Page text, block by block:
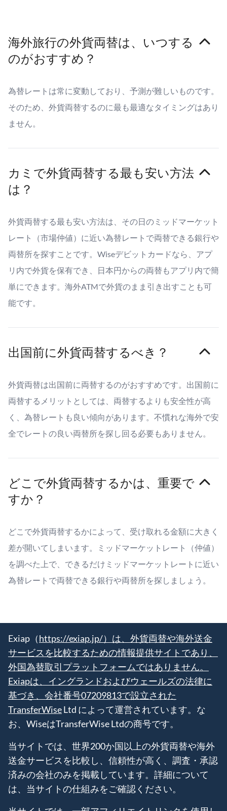
海外旅行の外貨両替は、いつする
のがおすすめ？
為替レートは常に変動しており、予測が難しいものです。
そのため、外貨両替するのに最も最適なタイミングはあり
ません。
カミで外貨両替する最も安い方法
は？
外貨両替する最も安い方法は、その日のミッドマーケット
レート（市場仲値）に近い為替レートで両替できる銀行や
両替所を探すことです。Wiseデビットカードなら、アプ
リ内で外貨を保有でき、日本円からの両替もアプリ内で簡
単にできます。海外ATMで外貨のまま引き出すことも可
能です。
出国前に外貨両替するべき？
外貨両替は出国前に両替するのがおすすめです。出国前に
両替するメリットとしては、両替するよりも安全性が高
く、為替レートも良い傾向があります。不慣れな海外で安
全でレートの良い両替所を探し回る必要もありません。
どこで外貨両替するかは、重要で
すか？
どこで外貨両替するかによって、受け取れる金額に大きく
差が開いてしまいます。ミッドマーケットレート（仲値）
を調べた上で、できるだけミッドマーケットレートに近い
為替レートで両替できる銀行や両替所を探しましょう。
Exiap（https://exiap.jp/）は、外貨両替や海外送金
サービスを比較するための情報提供サイトであり、
外国為替取引プラットフォームではありません。
Exiapは、イングランドおよびウェールズの法律に
基づき、会社番号07209813で設立された
TransferWiseLtd によって運営されています。な
お、WiseはTransferWise Ltdの商号です。
当サイトでは、世界200か国以上の外貨両替や海外
送金サービスを比較し、信頼性が高く、調査・承認
済みの会社のみを掲載しています。詳細について
は、当サイトの仕組みをご確認ください。